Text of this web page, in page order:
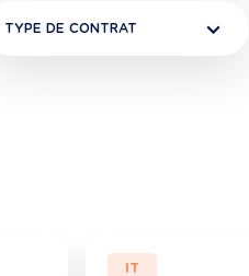
TYPE DE CONTRAT
IT